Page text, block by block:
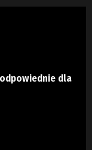
dla